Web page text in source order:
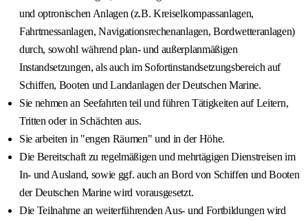
und optronischen Anlagen (z.B. Kreiselkompassanlagen,
Fahrtmessanlagen, Navigationsrechenanlagen, Bordwetteranlagen)
durch, sowohl während plan- und außerplanmäßigen
Instandsetzungen, als auch im Sofortinstandsetzungsbereich auf
Schiffen, Booten und Landanlagen der Deutschen Marine.
Sie nehmen an Seefahrten teil und führen Tätigkeiten auf Leitern,
Tritten oder in Schächten aus.
Sie arbeiten in "engen Räumen" und in der Höhe.
Die Bereitschaft zu regelmäßigen und mehrtägigen Dienstreisen im
In- und Ausland, sowie ggf. auch an Bord von Schiffen und Booten
der Deutschen Marine wird vorausgesetzt.
Die Teilnahme an weiterführenden Aus- und Fortbildungen wird